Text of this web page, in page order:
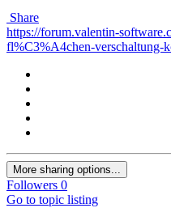
Share
https://forum.valentin-
fl%C3%A4chen-verschaltung-
More sharing options...
Followers 0
Go to topic listing